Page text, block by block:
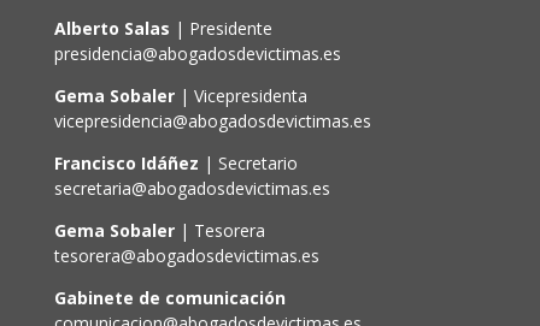
Alberto Salas | Presidente
presidencia@abogadosdevictimas.es
Gema Sobaler | Vicepresidenta
vicepresidencia@abogadosdevictimas.es
Francisco Idáñez | Secretario
secretaria@abogadosdevictimas.es
Gema Sobaler| Tesorera
tesorera@abogadosdevictimas.es
Gabinete de comunicación